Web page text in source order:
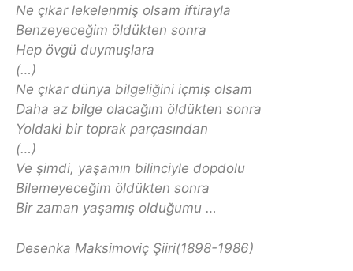
Ne çıkar lekelenmiş olsam iftirayla
Benzeyeceğim öldükten sonra
Hep övgü duymuşlara
(…)
Ne çıkar dünya bilgeliğini içmiş olsam
Daha az bilge olacağım öldükten sonra
Yoldaki bir toprak parçasından
(…)
Ve şimdi, yaşamın bilinciyle dopdolu
Bilemeyeceğim öldükten sonra
Bir zaman yaşamış olduğumu …
Desenka Maksimoviç Şiiri(1898-1986)